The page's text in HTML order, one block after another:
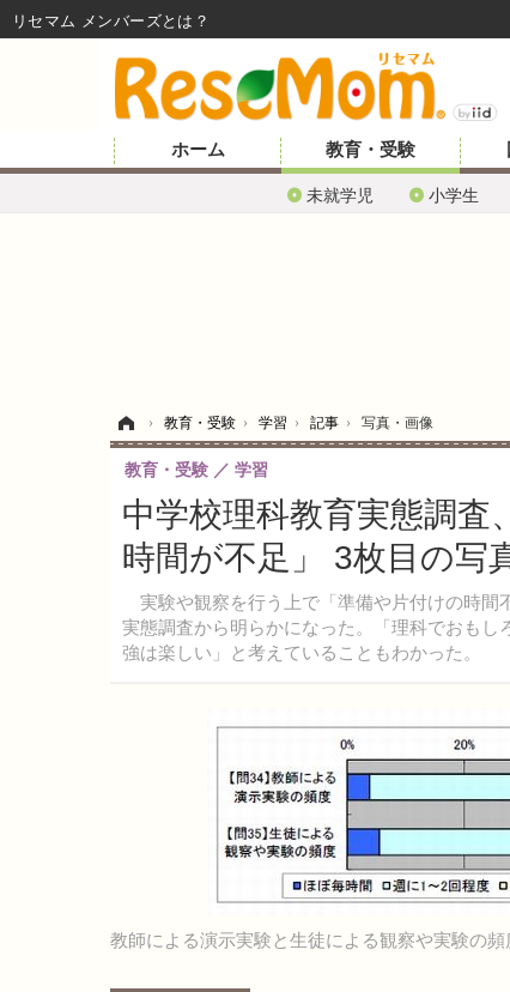
ホーム 教育・受験
未就学児 小学生
› 教育・受験 › 学習 › 記事 › 写真・画像
中学校理科教育実態調査
時間が不足」 3枚目の写
実験や観察を行う上で「準備や片付けの時間
実態調査から明らかになった。「理科でおも
強は楽しい」と考えていることもわかった。
教育・受験 学習
教師による演示実験と生徒による観察や実験の頻
リセマム メンバーズ